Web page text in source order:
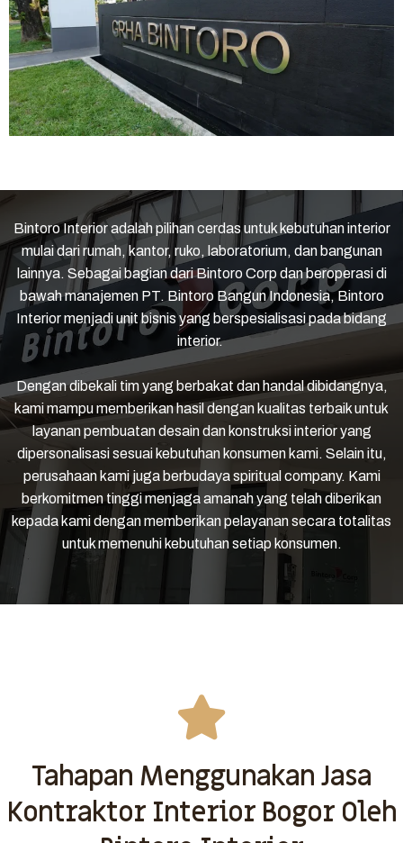
Bintoro Interior adalah pilihan cerdas untuk kebutuhan interior
mulai dari rumah, kantor, ruko, laboratorium, dan bangunan
lainnya. Sebagai bagian dari Bintoro Corp dan beroperasi di
bawah manajemen PT. Bintoro Bangun Indonesia, Bintoro
Interior menjadi unit bisnis yang berspesialisasi pada bidang
interior.
Dengan dibekali tim yang berbakat dan handal dibidangnya,
kami mampu memberikan hasil dengan kualitas terbaik untuk
layanan pembuatan desain dan konstruksi interior yang
dipersonalisasi sesuai kebutuhan konsumen kami. Selain itu,
perusahaan kami juga berbudaya spiritual company. Kami
berkomitmen tinggi menjaga amanah yang telah diberikan
kepada kami dengan memberikan pelayanan secara totalitas
untuk memenuhi kebutuhan setiap konsumen.
Tahapan Menggunakan Jasa
Kontraktor Interior Bogor Oleh